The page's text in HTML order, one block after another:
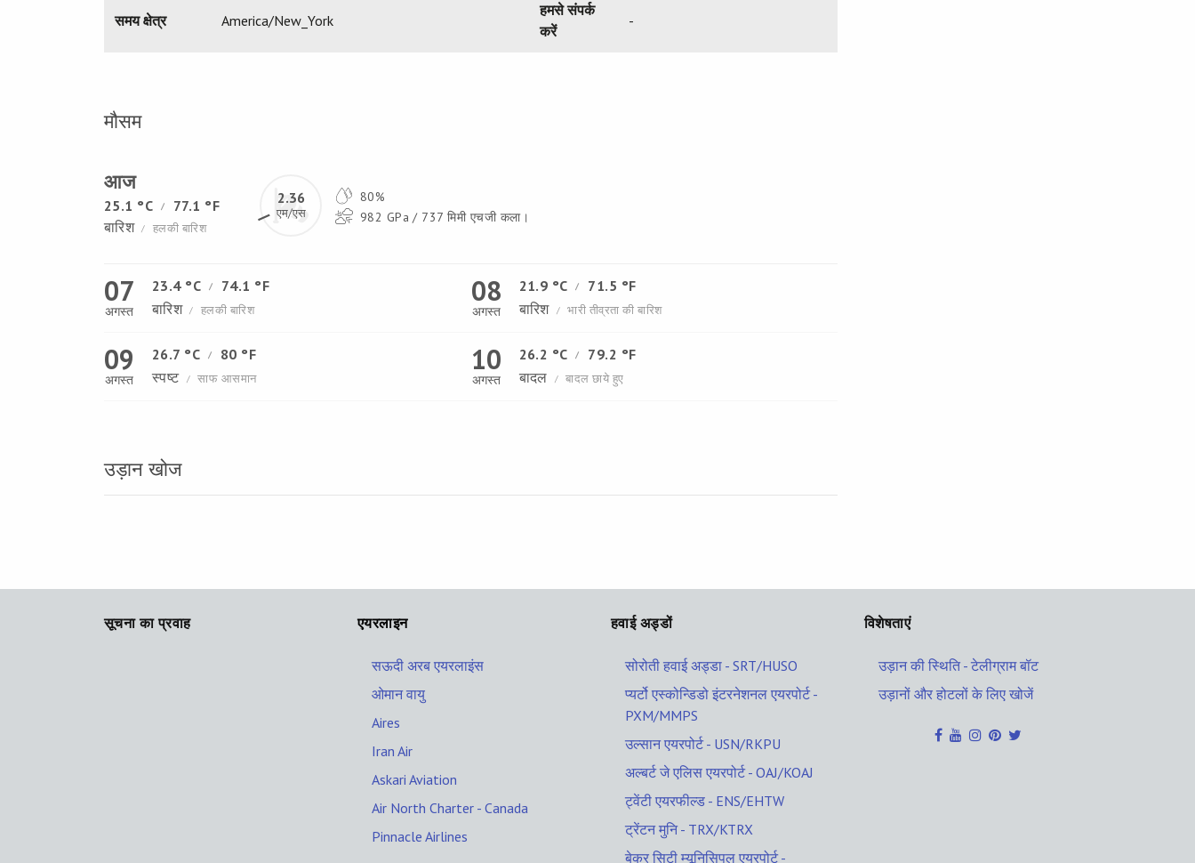
समय क्षेत्र America/New_York
हमसे संपर्क
करें
-
मौसम
आज
25.1 °C /
77.1 °F
बारिश
/ हलकी बारिश
2.36
एम/एस
80%
982 GPa / 737 मिमी एचजी कला।
07
अगस्त
23.4 °C /
74.1 °F
बारिश
/ हलकी बारिश
08
अगस्त
21.9 °C /
71.5 °F
बारिश
/ भारी तीव्रता की बारिश
09
अगस्त
26.7 °C /
80 °F
स्पष्ट
/ साफ आसमान
10
अगस्त
26.2 °C /
79.2 °F
बादल
/ बादल छाये हुए
उड़ान खोज
सूचना का प्रवाह एयरलाइन
सऊदी अरब एयरलाइंस
ओमान वायु
Aires
Iran Air
Askari Aviation
Air North Charter - Canada
Pinnacle Airlines
हवाई अड्डों
सोरोती हवाई अड्डा - SRT/HUSO
प्यर्टो एस्कोन्डिडो इंटरनेशनल एयरपोर्ट -
PXM/MMPS
उल्सान एयरपोर्ट - USN/RKPU
अल्बर्ट जे एलिस एयरपोर्ट - OAJ/KOAJ
ट्वेंटी एयरफील्ड - ENS/EHTW
ट्रेंटन मुनि - TRX/KTRX
बेकर सिटी म्यूनिसिपल एयरपोर्ट -
विशेषताएं
उड़ान की स्थिति - टेलीग्राम बॉट
उड़ानों और होटलों के लिए खोजें